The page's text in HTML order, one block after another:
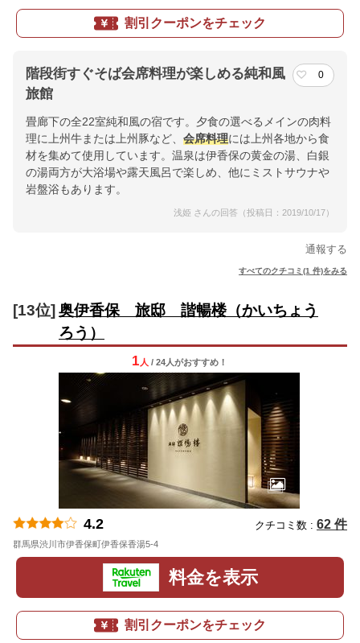
割引クーポンをチェック
階段街すぐそば会席料理が楽しめる純和風
旅館
0
畳廊下の全22室純和風の宿です。夕食の選べるメインの肉料
理に上州牛または上州豚など、 会席料理には上州各地から食
材を集めて使用しています。温泉は伊香保の黄金の湯、白銀
の湯両方が大浴場や露天風呂で楽しめ、他にミストサウナや
岩盤浴もあります。
浅姫 さんの回答（投稿日：2019/10/17）
通報する
すべてのクチコミ(1 件)をみる
[13位] 奥伊香保 旅邸 諧暢楼（かいちょう
ろう）
1 人 / 24人がおすすめ！
4.2 クチコミ数 : 62 件
群馬県渋川市伊香保町伊香保香湯5-4
料金を表示
割引クーポンをチェック